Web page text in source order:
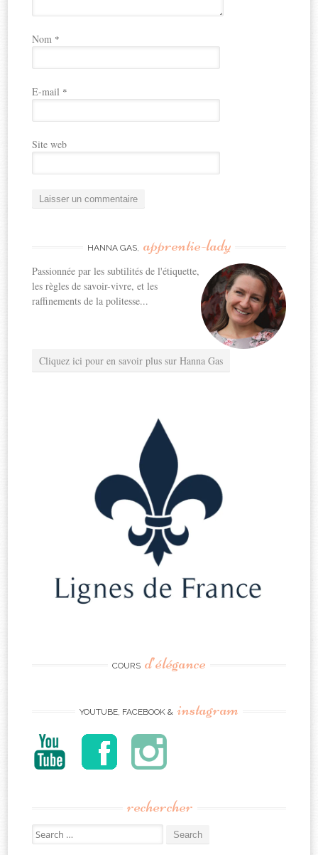
Nom *
E-mail *
Site web
HANNA GAS, apprentie-lady
Passionnée par les subtilités de l'étiquette,
les règles de savoir-vivre, et les
raffinements de la politesse...
Cliquez ici pour en savoir plus sur Hanna Gas
COURS d’élégance
YOUTUBE, FACEBOOK & instagram
rechercher
Search
for: